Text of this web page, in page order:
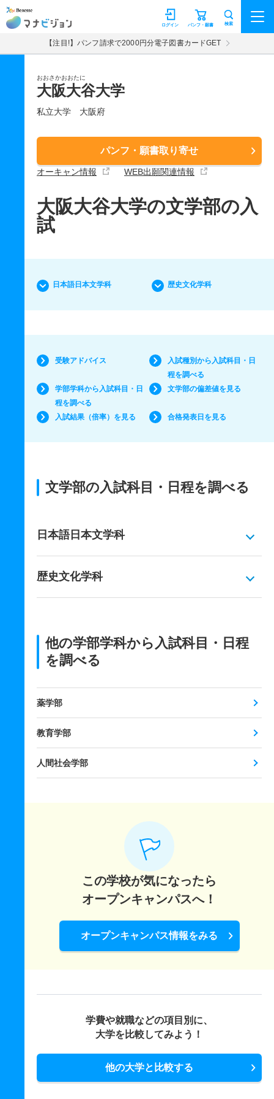
マナビジョン パンフ・願書
ログイン 検索
【注目!】パンフ請求で2000円分電子図書カードGET
おおさかおおたに
大阪大谷大学
私立大学 大阪府
パンフ・願書取り寄せ
オーキャン情報 WEB出願関連情報
大阪大谷大学の文学部の入
試
日本語日本文学科 歴史文化学科
受験アドバイス
入試種別から入試科目・日
程を調べる
学部学科から入試科目・日
程を調べる
文学部の偏差値を見る
入試結果（倍率）を見る 合格発表日を見る
文学部の入試科目・日程を調べる
日本語日本文学科
歴史文化学科
他の学部学科から入試科目・日程
を調べる
薬学部
教育学部
人間社会学部
この学校が気になったら
オープンキャンパスへ！
オープンキャンパス情報をみる
学費や就職などの項目別に、
大学を比較してみよう！
他の大学と比較する